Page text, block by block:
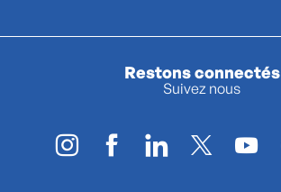
Restons connectés
Suivez nous